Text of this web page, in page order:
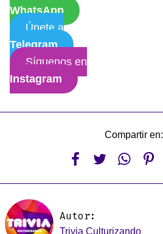
WhatsApp
Únete a
Telegram
Síguenos en
Instagram
Compartir en:
   
Autor:
Trivia Culturizando